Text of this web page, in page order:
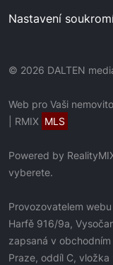
Nastavení
© 2026 DALTEN
Web pro Vaši
RMIX MLS
Powered by
vyberete.
Provozovatelem
Harfě 916/9a,
zapsaná v
Praze, oddíl C, vložka